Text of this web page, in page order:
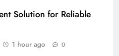
Solution for Reliable
1 hour ago 0